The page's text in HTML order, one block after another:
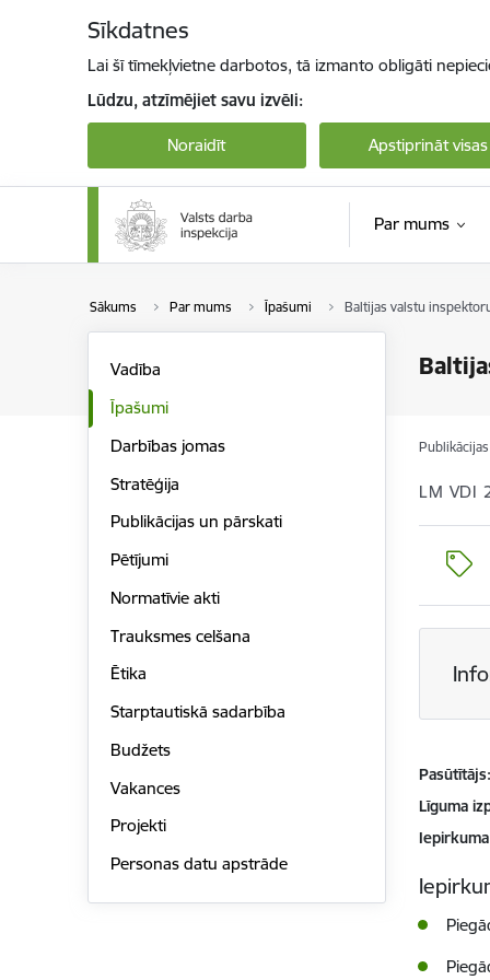
Sīkdatnes
Lai šī tīmekļvietne darbotos, tā izmanto obligāti
Lūdzu, atzīmējiet savu izvēli:
Noraidīt Apstiprināt visas
Par mums
Sākums Par mums Īpašumi Baltijas valstu
Vadība
Īpašumi
Darbības jomas
Stratēģija
Publikācijas un pārskati
Pētījumi
Normatīvie akti
Trauksmes celšana
Ētika
Starptautiskā sadarbība
Budžets
Vakances
Projekti
Personas datu apstrāde
LM VDI
Pasūtītājs
Līguma